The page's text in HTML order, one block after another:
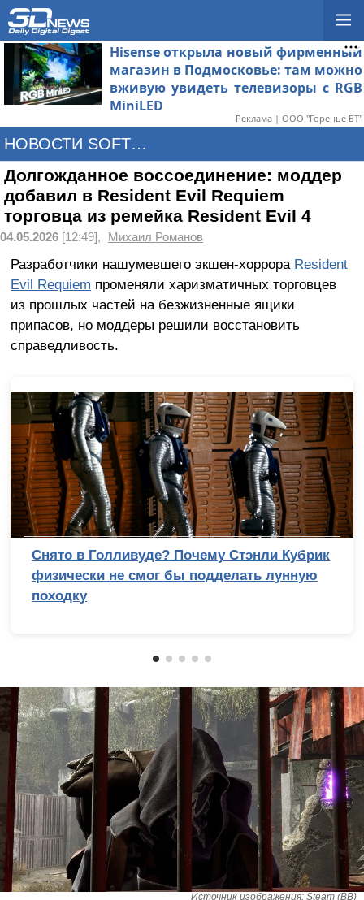
Hisense открыла новый фирменный
магазин в Подмосковье: там можно
вживую увидеть телевизоры с RGB
MiniLED
Реклама | ООО "Горенье БТ"
НОВОСТИ SOFTWARE
Долгожданное воссоединение: моддер
добавил в Resident Evil Requiem
торговца из ремейка Resident Evil 4
04.05.2026 [12:49], Михаил Романов
Разработчики нашумевшего экшен-хоррора Resident
Evil Requiem променяли харизматичных торговцев
из прошлых частей на безжизненные ящики
припасов, но моддеры решили восстановить
справедливость.
Снято в Голливуде? Почему Стэнли Кубрик
физически не смог бы подделать лунную
походку
Источник изображения: Steam (BB)